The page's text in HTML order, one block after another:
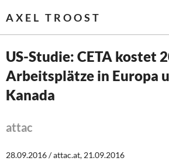
AXEL TROOST
Startseite
Leitlinien linker Wirtschafts- und
Wirtschaftspolitik
US-Studie: CETA kostet
Arbeitsplätze in Europa
Kanada
attac
28.09.2016 / attac.at, 21.09.2016